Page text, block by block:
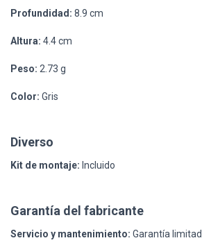
Profundidad: 8.9 cm
Altura: 4.4 cm
Peso: 2.73 g
Color: Gris
Diverso
Kit de montaje: Incluido
Garantía del fabricante
Servicio y mantenimiento: Garantía